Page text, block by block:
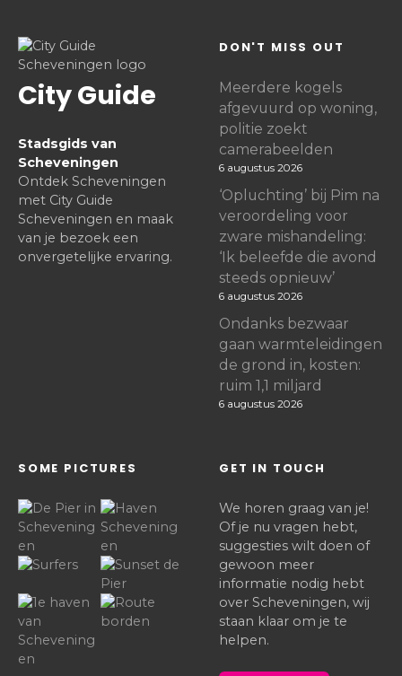
City Guide
Stadsgids van
Scheveningen
Ontdek Scheveningen
met City Guide
Scheveningen en maak
van je bezoek een
onvergetelijke ervaring.
DON'T MISS OUT
Meerdere kogels
afgevuurd op woning,
politie zoekt
camerabeelden
6 augustus 2026
‘Opluchting’ bij Pim na
veroordeling voor
zware mishandeling:
‘Ik beleefde die avond
steeds opnieuw’
6 augustus 2026
Ondanks bezwaar
gaan warmteleidingen
de grond in, kosten:
ruim 1,1 miljard
6 augustus 2026
SOME PICTURES GET IN TOUCH
We horen graag van je!
Of je nu vragen hebt,
suggesties wilt doen of
gewoon meer
informatie nodig hebt
over Scheveningen, wij
staan klaar om je te
helpen.